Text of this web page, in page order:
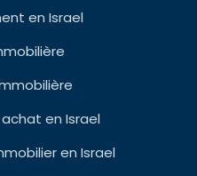
en Israel
en Israel
en Israel